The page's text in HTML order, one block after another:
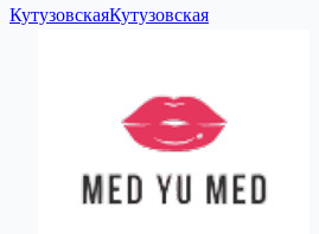
КутузовскаяКутузовская